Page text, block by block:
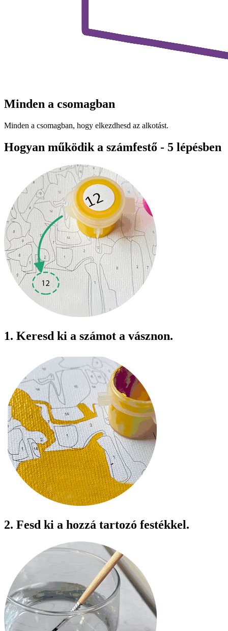
Minden a csomagban
Minden a csomagban, hogy elkezdhesd az alkotást.
Hogyan működik a számfestő - 5 lépésben
1. Keresd ki a számot a vásznon.
2. Fesd ki a hozzá tartozó festékkel.